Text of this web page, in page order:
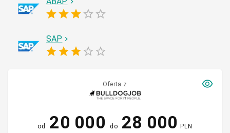
SAP
Oferta z
od 20 000 do 28 000 PLN